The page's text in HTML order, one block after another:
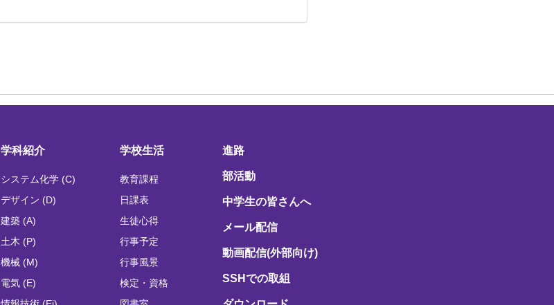
学科紹介
システム化学 (C)
デザイン (D)
建築 (A)
土木 (P)
機械 (M)
電気 (E)
学校生活
教育課程
日課表
生徒心得
行事予定
行事風景
検定・資格
進路
部活動
中学生の皆さんへ
メール配信
動画配信(外部向け)
SSHでの取組